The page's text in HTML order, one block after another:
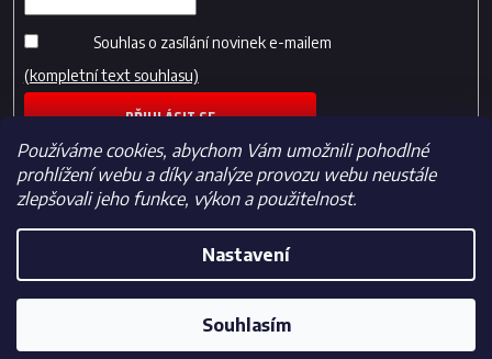
Používáme cookies, abychom Vám umožnili pohodlné
prohlížení webu a díky analýze provozu webu neustále
zlepšovali jeho funkce, výkon a použitelnost.
Nastavení
Souhlasím
Souhlas o zasílání novinek e-mailem
(kompletní text souhlasu)
PŘIHLÁSIT SE
Vytvořil Shoptet
Fotbalfans.cz. Všechna práva vyhrazena.